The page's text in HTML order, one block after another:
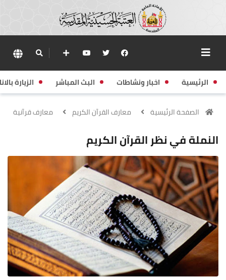
الرئيسية اخبار ونشاطات البث المباشر الزيارة
الصفحة الرئيسية معارف القرآن الكريم معارف قرآنية
النملة في نظر القرآن الكريم